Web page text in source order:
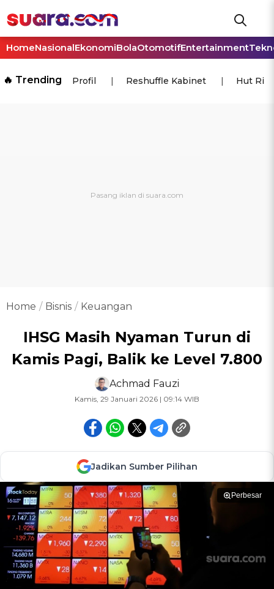
HomeNasionalEkonomiBolaOtomotifEntertainment
🔥 Trending Profil Reshuffle Kabinet Hut Ri
Home Bisnis Keuangan
IHSG Masih Nyaman Turun di
Kamis Pagi, Balik ke Level 7.800
Achmad Fauzi
Kamis, 29 Januari 2026 | 09:14 WIB
Jadikan Sumber Pilihan
Perbesar